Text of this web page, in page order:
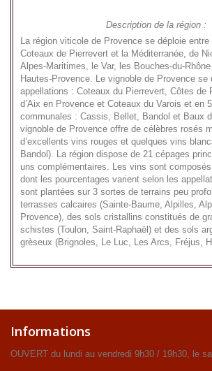
Description de la région :
La région viticole de Provence se déploie
Coteaux de Pierrevert et la Méditerranée, de
Alpes-Maritimes, le Var, les Bouches-du-
Hautes-Provence. Le vignoble de Provence se
appellations : Coteaux du Pierrevert, Côtes de
d’Aix en Provence et Coteaux du Varois et en
communales : Cassis, Bellet, Bandol et Baux
vignoble de Provence offre de célèbres rosés
d’excellents vins rouges et quelques vins
Bandol). La région dispose de 21 cépages
uns complémentaires. Les vins sont composés
dont les pourcentages varient selon les
sont plantées sur 3 sortes de terrains peu
terrasses calcaires (Sainte-Baume, Alpilles,
Provence), des sols cristallins constitués de
schistes (Toulon, Saint-Raphaël) et des sols
grèseux (Brignoles, Le Luc, Les Arcs, Fréjus,
Informations
OUVERT du lundi au vendredi 9h30 / 19h30, le